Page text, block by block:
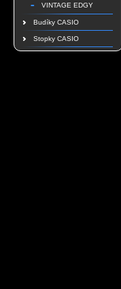
VINTAGE EDGY
Budíky CASIO
Stopky CASIO